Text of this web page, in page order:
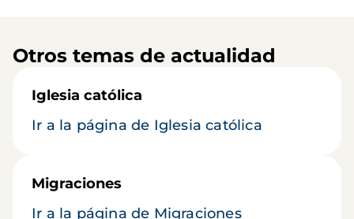
Otros temas de actualidad
Iglesia católica
Ir a la página de Iglesia católica
Migraciones
Ir a la página de Migraciones